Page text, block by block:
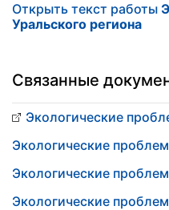
Открыть текст работы
Уральского региона
Связанные
Экологические
Экологические
Экологические
Экологические